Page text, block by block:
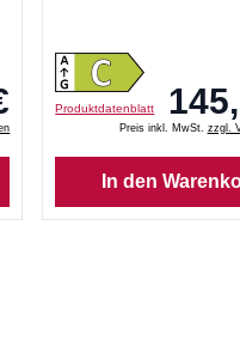
Produktdatenblatt
Preis inkl. MwSt. zzgl.
In den